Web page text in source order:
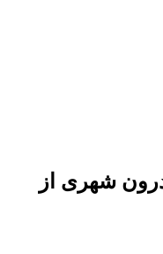
درون شهری از